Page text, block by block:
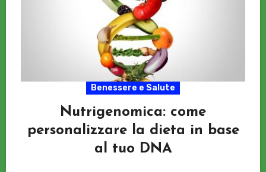
Benessere e Salute
Nutrigenomica: come
personalizzare la dieta in base
al tuo DNA